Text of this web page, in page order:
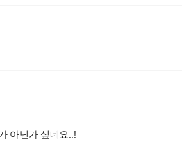
아닌가 싶네요..!